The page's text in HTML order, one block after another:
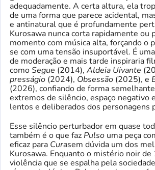
adequadamente. A certa altura, ela
de uma forma que parece acidental,
e antinatural que é profundamente
Kurosawa nunca corta rapidamente ou
momento com música alta, forçando o
se com uma tensão insuportável. É
de moderação e mais tarde inspiraria
comoSegue (2014), Aldeia Uivante
presságio (2024), Obsessão (2025), e
(2026), confiando de forma
extremos de silêncio, espaço negativo
lentos e deliberados dos personagens
Esse silêncio perturbador em quase
também é o que faz Pulso uma peça
eficaz para Curasem dúvida um dos
Kurosawa. Enquanto o mistério noir
violência que se espalha pela